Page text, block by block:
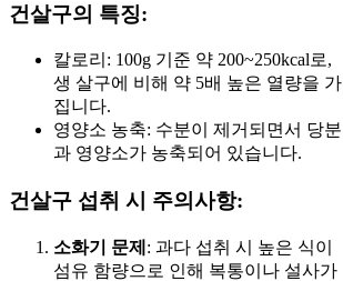
건살구의 특징:
칼로리: 100g 기준 약 200~250kcal로,
생 살구에 비해 약 5배 높은 열량을 가
집니다.
영양소 농축: 수분이 제거되면서 당분
과 영양소가 농축되어 있습니다.
건살구 섭취 시 주의사항:
소화기 문제 : 과다 섭취 시 높은 식이
섬유 함량으로 인해 복통이나 설사가